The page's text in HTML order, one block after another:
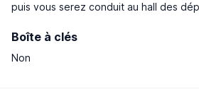
puis vous serez conduit au hall des
Boîte à clés
Non